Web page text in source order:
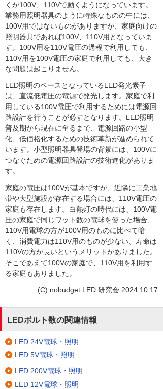
くが100V、110Vで動くようになっています。
業務用照明器具のように特殊なものの中には、
100V用ではないものがありますが、家庭向けの
照明器具であれば100V、110V用となっていま
す。100V用を110V電圧の過程で利用しても、
110V用を100V電圧の家庭で利用しても、大き
な問題は起こりません。
LED照明のベースとなっているLED発光素子
は、直流低電圧の電源で発光します。家庭で利
用している100V電圧で利用するためには電源回
路設計を行うことが必すとなります。LED照明
普及期から現在に至るまで、電源回路の小型
化、低価格化するための技術革新が進められて
います。小型照明器具登場の背景には、100Vに
つなぐための電源回路設計の技術進化がありま
す。
家庭の電圧は100Vが基本ですが、近隣に工業地
帯や大型施設が存在する場合には、110V電圧の
家庭も存在します。白熱灯の時代には、100V電
圧の家庭で同じワット数の電球を使った場合、
110V用電球の方が100V用のものに比べて暗
く、消費電力は110V用のものが少ない、寿命は
110Vの方が長いというメリットがありました。
そこであえて100Vの家庭で、110V用を利用す
る家庭もありました。
(C) nobudget LED 研究会 2024.10.17
LEDボルト数の関連情報
LED 24V電球・照明
LED 5V電球・照明
LED 200V電球・照明
LED 12V電球・照明